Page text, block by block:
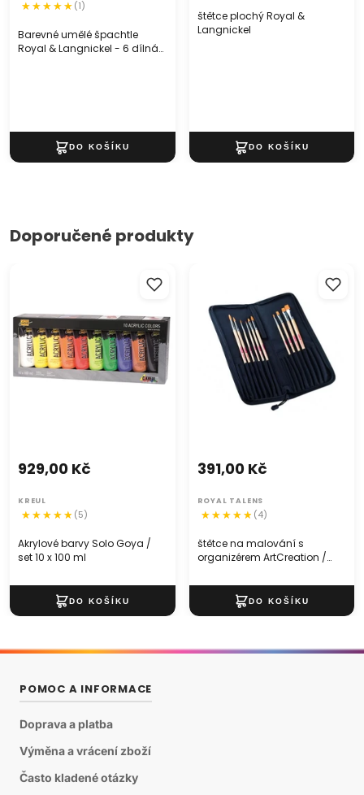
Barevné umělé špachtle
Royal & Langnickel - 6 dílná
(1)
štětce plochý Royal &
Langnickel
Doporučené produkty
Akrylové barvy Solo Goya /
set 10 x 100 ml
929,00 Kč
KREUL
(5)
organizérem ArtCreation /
sada 10 ks
štětce na malování s
organizérem ArtCreation /
391,00 Kč
ROYAL TALENS
(4)
POMOC A INFORMACE
Doprava a platba
Výměna a vrácení zboží
Často kladené otázky